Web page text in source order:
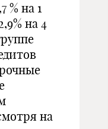
% на 1
на 4
на